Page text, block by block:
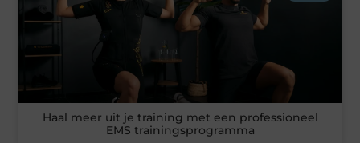
Haal meer uit je training met een professioneel
EMS trainingsprogramma